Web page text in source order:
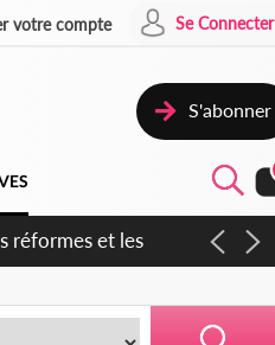
votre compte Se Connecter
S'abonner
réformes et les